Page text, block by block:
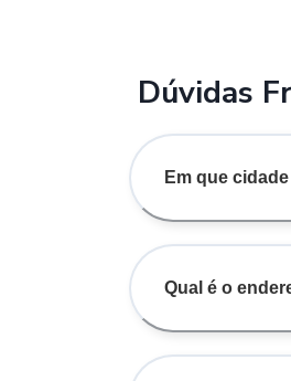
Dúvidas
Em que
Qual é o